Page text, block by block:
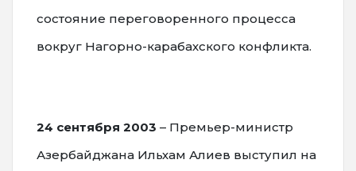
состояние переговоренного процесса
вокруг Нагорно-карабахского конфликта.
24 сентября 2003 – Премьер-министр
Азербайджана Ильхам Алиев выступил на